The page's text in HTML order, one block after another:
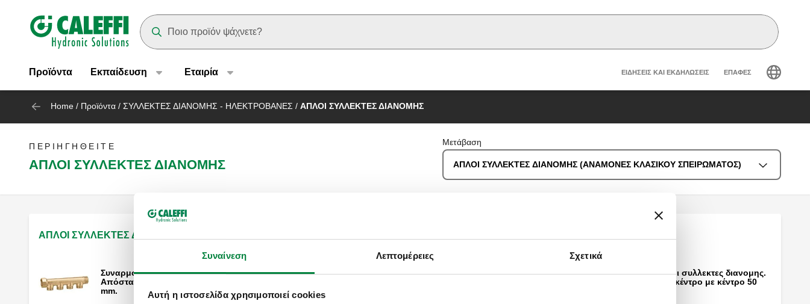
Συναίνεση Λεπτομέρειες Σχετικά
Αυτή η ιστοσελίδα χρησιμοποιεί cookies
Header main navigation
Προϊόντα Εκπαίδευση Eταιρία Header secondary
ΕΙΔΉΣΕΙΣ ΚΑΙ ΕΚΔΗΛΏΣΕΙΣ ΕΠΑΦΈΣ
Home / Προϊόντα / ΣΥΛΛΕΚΤΕΣ ΔΙΑΝΟΜΗΣ - ΗΛΕΚΤΡΟΒΑΝΕΣ / ΑΠΛΟΙ ΣΥΛΛΕΚΤΕΣ ΔΙΑΝΟΜΗΣ
ΠΕΡΙΗΓΗΘΕΊΤΕ
ΑΠΛΟΙ ΣΥΛΛΕΚΤΕΣ ΔΙΑΝΟΜΗΣ
Μετάβαση
ΑΠΛΟΙ ΣΥΛΛΕΚΤΕΣ ΔΙΑΝΟΜΗΣ (ΑΝΑΜΟΝΕΣ ΚΛΑΣΙΚΟΥ ΣΠΕΙΡΩΜΑΤΟΣ)
ΑΠΛΟΙ ΣΥΛΛΕΚΤΕΣ ΔΙΑΝΟΜΗΣ (ΑΝΑΜΟΝΕΣ ΚΛΑΣΙΚΟΥ ΣΠΕΙΡΩΜΑΤΟΣ)
Συναρμολογούμενοι συλλέκτες διανομής.
Απόσταση εξόδων κέντρο με κέντρο 35
mm.
Συναρμολογούμενοι συλλέκτες διανομής,
Συναρμολογούμενοι συλλεκτες διανομης.
Απόσταση εξόδων κέντρο με κέντρο 50